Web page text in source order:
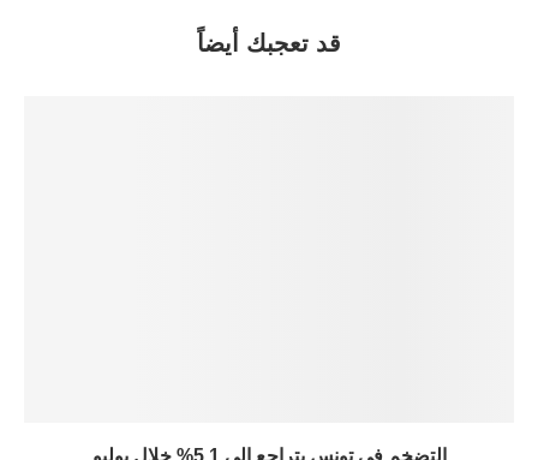
قد تعجبك أيضاً
التضخم في تونس يتراجع إلى 5.1% خلال يوليو